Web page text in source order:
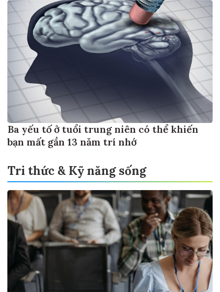
Ba yếu tố ở tuổi trung niên có thể khiến
bạn mất gần 13 năm trí nhớ
Tri thức & Kỹ năng sống